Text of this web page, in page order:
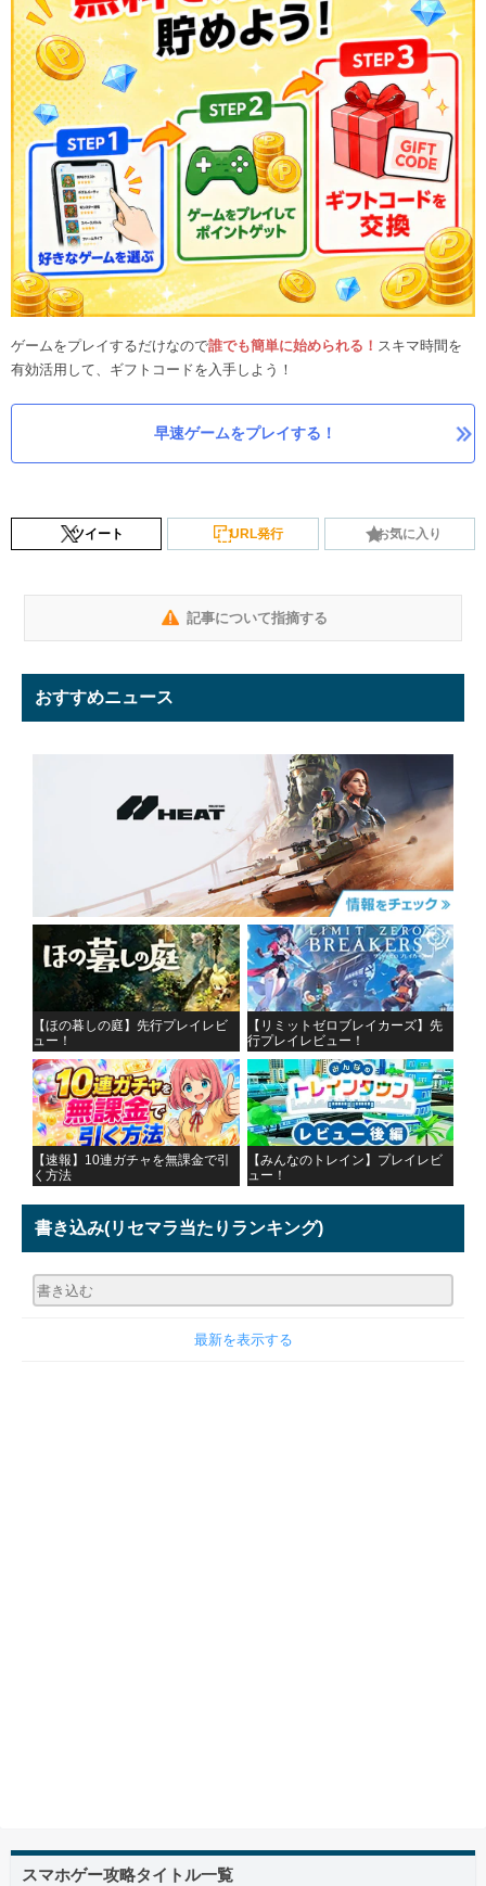
ゲームをプレイするだけなので誰でも簡単に始められる！ スキマ時間を
有効活用して、ギフトコードを入手しよう！
早速ゲームをプレイする！
ツイート URL発行 お気に入り
記事について指摘する
おすすめニュース
【ほの暮しの庭】先行プレイレビ
ュー！
【リミットゼロブレイカーズ】先
行プレイレビュー！
【速報】10連ガチャを無課金で引
く方法
【みんなのトレイン】プレイレビ
ュー！
書き込み(リセマラ当たりランキング)
最新を表示する
スマホゲー攻略タイトル一覧